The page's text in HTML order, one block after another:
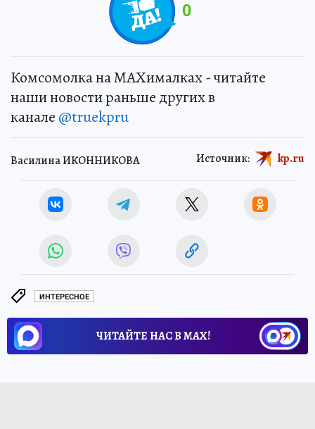
0
Комсомолка на MAXималках - читайте
наши новости раньше других в
канале @truekpru
Василина ИКОННИКОВА Источник: kp.ru
ИНТЕРЕСНОЕ
ЧИТАЙТЕ НАС В МАХ!